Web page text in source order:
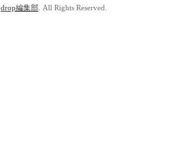
drop編集部 . All Rights Reserved.